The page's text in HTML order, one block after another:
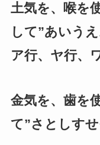
土気を、喉を
して”あいう
ア行、ヤ行、
金気を、歯を
て”さとしすせ